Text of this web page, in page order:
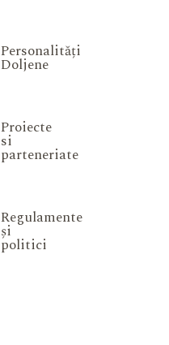
Personalități
Doljene
Proiecte
si
parteneriate
Regulamente
și
politici